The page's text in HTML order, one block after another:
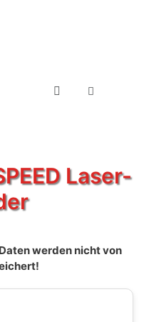
Laser-
werden nicht von